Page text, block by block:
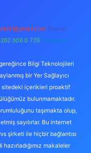
Teams:
606 0 726 Telegram:
Bilgi Teknolojileri
bir Yer Sağlayıcı
sitedeki içerikleri proaktif
bulunmamaktadır.
taşımakta olup,
sayılırlar. Bu internet
şirketi ile hiçbir bağlantısı
makaleler